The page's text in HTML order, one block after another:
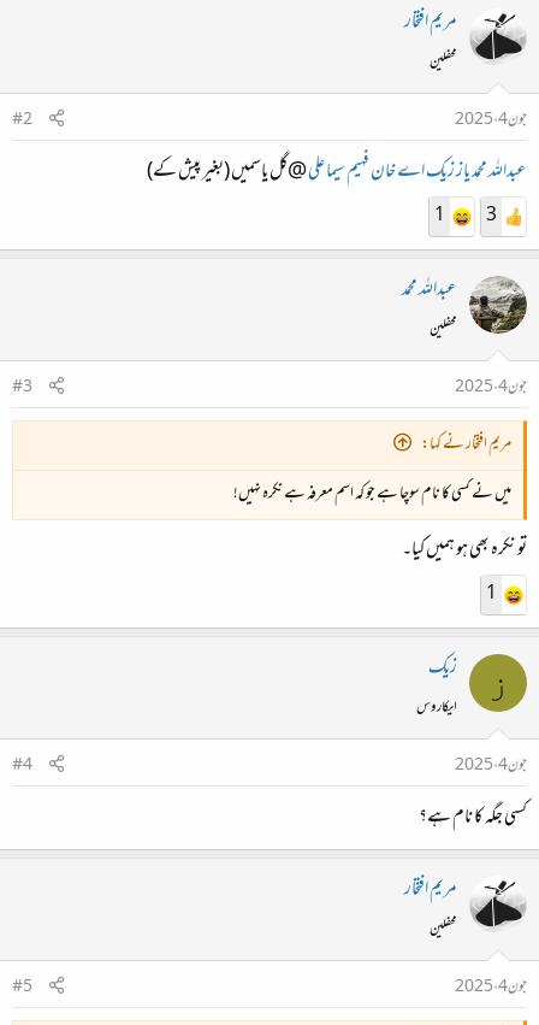
مریم افتخار
محفلین
جون 4، 2025
#2
عبداللہ محمدیاززیکاے خانفہیمسیما علی@گل یاسمیں (بغیر پیش کے)
3
1
عبداللہ محمد
محفلین
جون 4، 2025
#3
مریم افتخار نے کہا:
میں نے کسی کا نام سوچا ہے جو کہ اسم معرفہ ہے نکرہ نہیں!
تو نکرہ بھی ہو ہمیں کیا۔
1
ز زیک
ایکاروس
جون 4، 2025
#4
کسی جگہ کا نام ہے؟
مریم افتخار
محفلین
جون 4، 2025
#5